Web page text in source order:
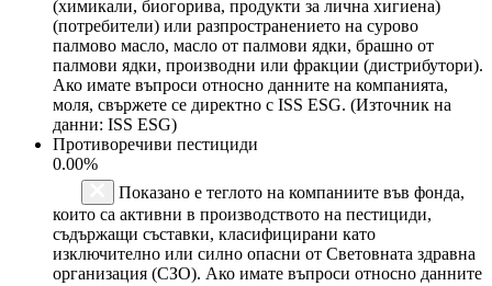
(химикали, биогорива, продукти за лична хигиена)
(потребители) или разпространението на сурово
палмово масло, масло от палмови ядки, брашно от
палмови ядки, производни или фракции (дистрибутори).
Ако имате въпроси относно данните на компанията,
моля, свържете се директно с ISS ESG. (Източник на
данни: ISS ESG)
Противоречиви пестициди
0.00%
Показано е теглото на компаниите във фонда,
които са активни в производството на пестициди,
съдържащи съставки, класифицирани като
изключително или силно опасни от Световната здравна
организация (СЗО). Ако имате въпроси относно данните